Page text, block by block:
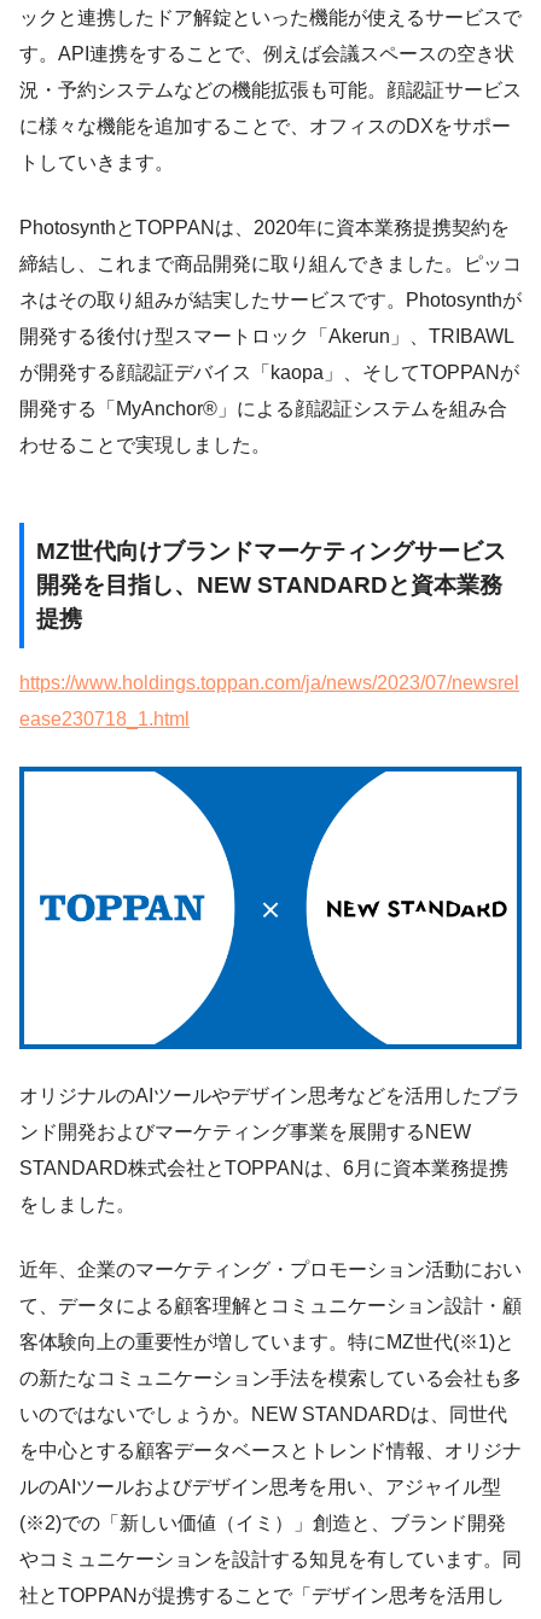
ックと連携したドア解錠といった機能が使えるサービスで
す。API連携をすることで、例えば会議スペースの空き状
況・予約システムなどの機能拡張も可能。顔認証サービス
に様々な機能を追加することで、オフィスのDXをサポー
トしていきます。
PhotosynthとTOPPANは、2020年に資本業務提携契約を
締結し、これまで商品開発に取り組んできました。ピッコ
ネはその取り組みが結実したサービスです。Photosynthが
開発する後付け型スマートロック「Akerun」、TRIBAWL
が開発する顔認証デバイス「kaopa」、そしてTOPPANが
開発する「MyAnchor®」による顔認証システムを組み合
わせることで実現しました。
MZ世代向けブランドマーケティングサービス
開発を目指し、NEW STANDARDと資本業務
提携
https://www.holdings.toppan.com/ja/news/2023/07/newsrel
ease230718_1.html
オリジナルのAIツールやデザイン思考などを活用したブラ
ンド開発およびマーケティング事業を展開するNEW
STANDARD株式会社とTOPPANは、6月に資本業務提携
をしました。
近年、企業のマーケティング・プロモーション活動におい
て、データによる顧客理解とコミュニケーション設計・顧
客体験向上の重要性が増しています。特にMZ世代(※1)と
の新たなコミュニケーション手法を模索している会社も多
いのではないでしょうか。NEW STANDARDは、同世代
を中心とする顧客データベースとトレンド情報、オリジナ
ルのAIツールおよびデザイン思考を用い、アジャイル型
(※2)での「新しい価値（イミ）」創造と、ブランド開発
やコミュニケーションを設計する知見を有しています。同
社とTOPPANが提携することで「デザイン思考を活用し